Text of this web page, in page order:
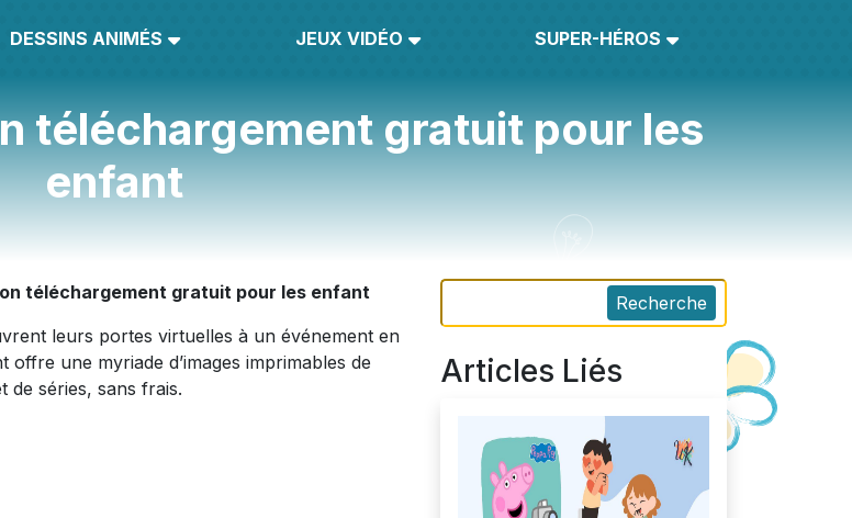
DESSINS ANIMÉS JEUX VIDÉO SUPER-HÉROS
téléchargement gratuit pour les
enfant
téléchargement gratuit pour les enfant
leurs portes virtuelles à un événement en
offre une myriade d’images imprimables de
de séries, sans frais.
Recherche
Articles Liés